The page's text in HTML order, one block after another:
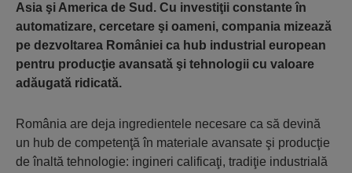
Asia şi America de Sud. Cu investiţii constante în
automatizare, cercetare şi oameni, compania mizează
pe dezvoltarea României ca hub industrial european
pentru producţie avansată şi tehnologii cu valoare
adăugată ridicată.
România are deja ingredientele necesare ca să devină
un hub de competenţă în materiale avansate şi producţie
de înaltă tehnologie: ingineri calificaţi, tradiţie industrială